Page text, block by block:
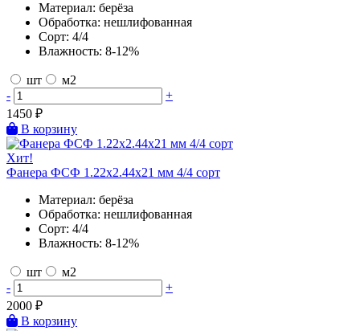
Материал: берёза
Обработка: нешлифованная
Сорт: 4/4
Влажность: 8-12%
шт
м2
-
+
1450 ₽
В корзину
Хит!
Фанера ФСФ 1.22х2.44х21 мм 4/4 сорт
Материал: берёза
Обработка: нешлифованная
Сорт: 4/4
Влажность: 8-12%
шт
м2
-
+
2000 ₽
В корзину